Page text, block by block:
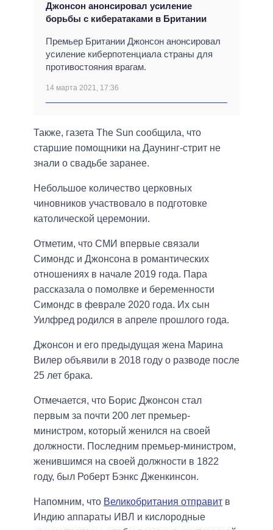
Джонсон анонсировал усиление
борьбы с кибератаками в Британии
Премьер Британии Джонсон анонсировал
усиление киберпотенциала страны для
противостояния врагам.
14 марта 2021, 17:36
Также, газета The Sun сообщила, что
старшие помощники на Даунинг-стрит не
знали о свадьбе заранее.
Небольшое количество церковных
чиновников участвовало в подготовке
католической церемонии.
Отметим, что СМИ впервые связали
Симондс и Джонсона в романтических
отношениях в начале 2019 года. Пара
рассказала о помолвке и беременности
Симондс в феврале 2020 года. Их сын
Уилфред родился в апреле прошлого года.
Джонсон и его предыдущая жена Марина
Вилер объявили в 2018 году о разводе после
25 лет брака.
Отмечается, что Борис Джонсон стал
первым за почти 200 лет премьер-
министром, который женился на своей
должности. Последним премьер-министром,
женившимся на своей должности в 1822
году, был Роберт Бэнкс Дженкинсон.
Напомним, что Великобритания отправит в
Индию аппараты ИВЛ и кислородные